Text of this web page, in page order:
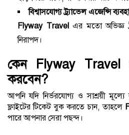
বিশ্বাসযোগ্য ট্র্যাভেল এজেন্সি
Flyway Travelএর মতো অভিজ্ঞ
নিরাপদ।
কেন Flyway Travel
করবেন?
আপনি যদি নির্ভরযোগ্য ও সাশ্রয়ী মূল্যে
ফ্লাইটের টিকেট বুক করতে চান, তাহলে
পারে আপনার সেরা পছন্দ।